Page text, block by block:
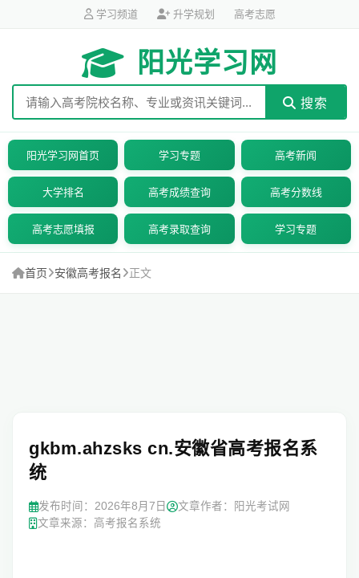
学习频道 升学规划 高考志愿
阳光学习网
搜索
阳光学习网首页 学习专题 高考新闻
大学排名 高考成绩查询 高考分数线
高考志愿填报 高考录取查询 学习专题
首页 安徽高考报名 正文
gkbm.ahzsks cn.安徽省高考报名系
统
发布时间： 2026年8月7日
文章作者：阳光考试网
文章来源：高考报名系统